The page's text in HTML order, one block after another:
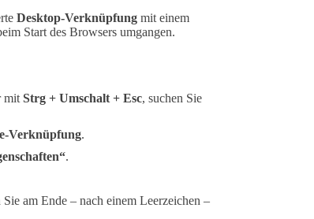
Desktop-Verknüpfung mit einem
Start des Browsers umgangen.
mit Strg + Umschalt + Esc, suchen Sie
Verknüpfung.
.
am Ende – nach einem Leerzeichen –